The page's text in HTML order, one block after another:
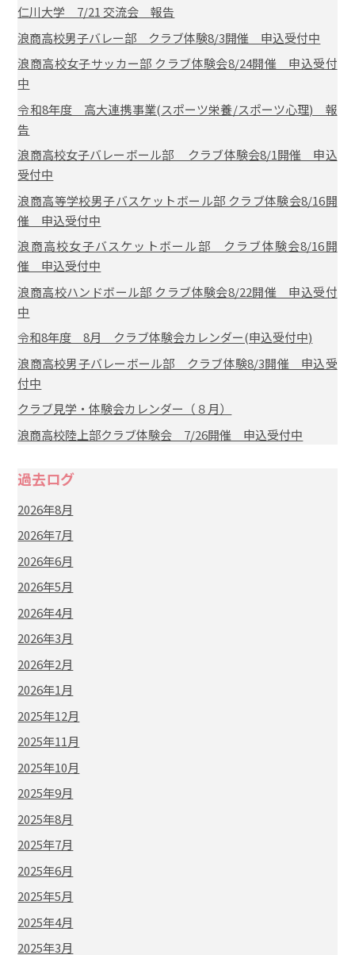
仁川大学 7/21 交流会 報告
浪商高校男子バレー部 クラブ体験8/3開催 申込受付中
浪商高校女子サッカー部 クラブ体験会8/24開催 申込受付
中
令和8年度 高大連携事業(スポーツ栄養/スポーツ心理) 報
告
浪商高校女子バレーボール部 クラブ体験会8/1開催 申込
受付中
浪商高等学校男子バスケットボール部 クラブ体験会8/16開
催 申込受付中
浪商高校女子バスケットボール部 クラブ体験会8/16開
催 申込受付中
浪商高校ハンドボール部 クラブ体験会8/22開催 申込受付
中
令和8年度 8月 クラブ体験会カレンダー(申込受付中)
浪商高校男子バレーボール部 クラブ体験8/3開催 申込受
付中
クラブ見学・体験会カレンダー（８月）
浪商高校陸上部クラブ体験会 7/26開催 申込受付中
過去ログ
2026年8月
2026年7月
2026年6月
2026年5月
2026年4月
2026年3月
2026年2月
2026年1月
2025年12月
2025年11月
2025年10月
2025年9月
2025年8月
2025年7月
2025年6月
2025年5月
2025年4月
2025年3月